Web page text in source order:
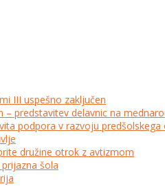
III uspešno zaključen
predstavitev delavnic na
podpora v razvoju
družine otrok z avtizmom
šola